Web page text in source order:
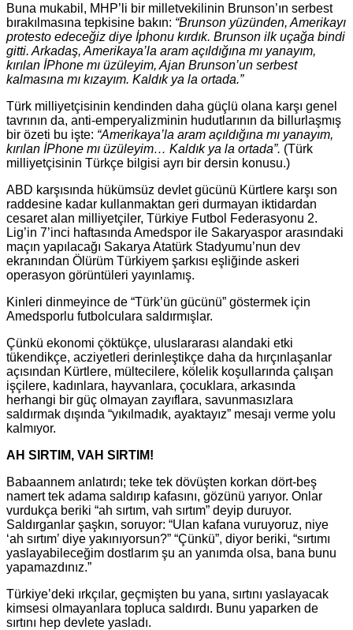
Buna mukabil, MHP’li bir milletvekilinin Brunson’ın serbest
bırakılmasına tepkisine bakın: “Brunson yüzünden, Amerikayı
protesto edeceğiz diye İphonu kırdık. Brunson ilk uçağa bindi
gitti. Arkadaş, Amerikaya’la aram açıldığına mı yanayım,
kırılan İPhone mı üzüleyim, Ajan Brunson’un serbest
kalmasına mı kızayım. Kaldık ya la ortada.”
Türk milliyetçisinin kendinden daha güçlü olana karşı genel
tavrının da, anti-emperyalizminin hudutlarının da billurlaşmış
bir özeti bu işte: “Amerikaya’la aram açıldığına mı yanayım,
kırılan İPhone mı üzüleyim… Kaldık ya la ortada”. (Türk
milliyetçisinin Türkçe bilgisi ayrı bir dersin konusu.)
ABD karşısında hükümsüz devlet gücünü Kürtlere karşı son
raddesine kadar kullanmaktan geri durmayan iktidardan
cesaret alan milliyetçiler, Türkiye Futbol Federasyonu 2.
Lig’in 7’inci haftasında Amedspor ile Sakaryaspor arasındaki
maçın yapılacağı Sakarya Atatürk Stadyumu’nun dev
ekranından Ölürüm Türkiyem şarkısı eşliğinde askeri
operasyon görüntüleri yayınlamış.
Kinleri dinmeyince de “Türk’ün gücünü” göstermek için
Amedsporlu futbolculara saldırmışlar.
Çünkü ekonomi çöktükçe, uluslararası alandaki etki
tükendikçe, acziyetleri derinleştikçe daha da hırçınlaşanlar
açısından Kürtlere, mültecilere, kölelik koşullarında çalışan
işçilere, kadınlara, hayvanlara, çocuklara, arkasında
herhangi bir güç olmayan zayıflara, savunmasızlara
saldırmak dışında “yıkılmadık, ayaktayız” mesajı verme yolu
kalmıyor.
AH SIRTIM, VAH SIRTIM!
Babaannem anlatırdı; teke tek dövüşten korkan dört-beş
namert tek adama saldırıp kafasını, gözünü yarıyor. Onlar
vurdukça beriki “ah sırtım, vah sırtım” deyip duruyor.
Saldırganlar şaşkın, soruyor: “Ulan kafana vuruyoruz, niye
‘ah sırtım’ diye yakınıyorsun?” “Çünkü”, diyor beriki, “sırtımı
yaslayabileceğim dostlarım şu an yanımda olsa, bana bunu
yapamazdınız.”
Türkiye’deki ırkçılar, geçmişten bu yana, sırtını yaslayacak
kimsesi olmayanlara topluca saldırdı. Bunu yaparken de
sırtını hep devlete yasladı.